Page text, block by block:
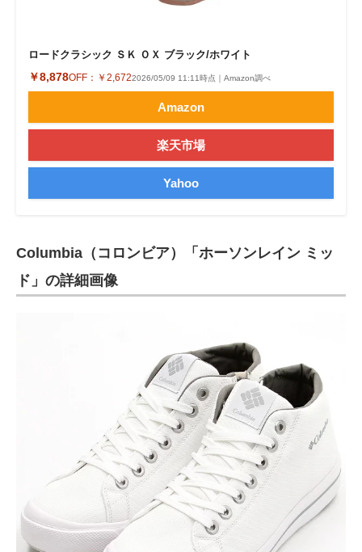
ロードクラシック ＳＫ ＯＸ ブラック/ホワイト
￥8,878OFF： ￥2,6722026/05/09 11:11時点｜Amazon調べ
Amazon
楽天市場
Yahoo
Columbia（コロンビア）「ホーソンレイン ミッ
ド」の詳細画像